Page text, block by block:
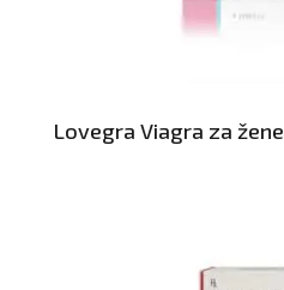
Lovegra Viagra za žene